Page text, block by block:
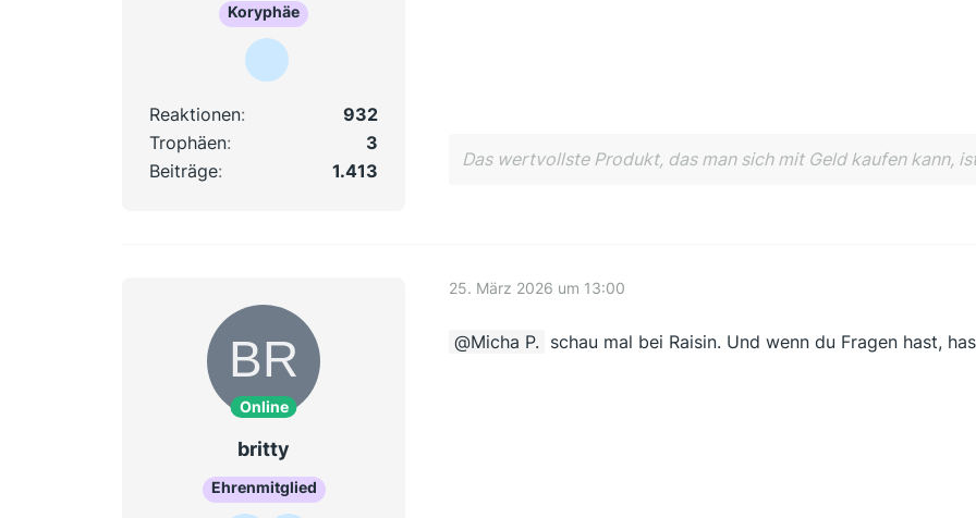
Koryphäe
Reaktionen
932
Trophäen
3
Beiträge
1.413
Das wertvollste Produkt, das man sich mit Geld kaufen kann,
Online
britty
Ehrenmitglied
25. März 2026 um 13:00
Micha P. schau mal bei Raisin. Und wenn du Fragen hast,